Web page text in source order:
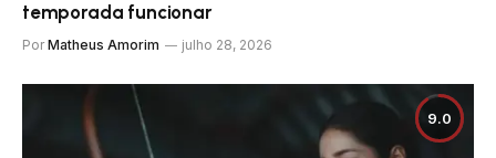
temporada funcionar
Por Matheus Amorim julho 28, 2026
9.0